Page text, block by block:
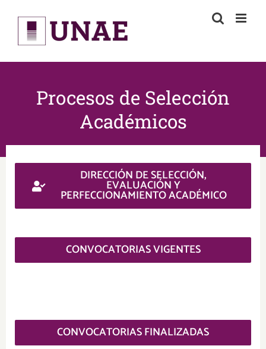
content
Procesos de Selección
Académicos
DIRECCIÓN DE SELECCIÓN,
EVALUACIÓN Y
PERFECCIONAMIENTO ACADÉMICO
CONVOCATORIAS VIGENTES
CONVOCATORIAS FINALIZADAS